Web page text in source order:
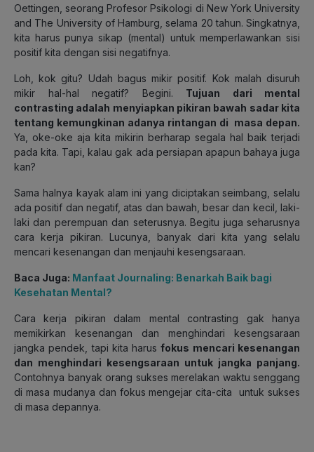
Oettingen, seorang Profesor Psikologi di New York University
and The University of Hamburg, selama 20 tahun. Singkatnya,
kita harus punya sikap (mental) untuk memperlawankan sisi
positif kita dengan sisi negatifnya.
Loh, kok gitu? Udah bagus mikir positif. Kok malah disuruh
mikir hal-hal negatif? Begini. Tujuan dari mental
contrasting adalah menyiapkan pikiran bawah sadar kita
tentang kemungkinan adanya rintangan di masa depan.
Ya, oke-oke aja kita mikirin berharap segala hal baik terjadi
pada kita. Tapi, kalau gak ada persiapan apapun bahaya juga
kan?
Sama halnya kayak alam ini yang diciptakan seimbang, selalu
ada positif dan negatif, atas dan bawah, besar dan kecil, laki-
laki dan perempuan dan seterusnya. Begitu juga seharusnya
cara kerja pikiran. Lucunya, banyak dari kita yang selalu
mencari kesenangan dan menjauhi kesengsaraan.
Baca Juga: Manfaat Journaling: Benarkah Baik bagi
Kesehatan Mental?
Cara kerja pikiran dalam mental contrasting gak hanya
memikirkan kesenangan dan menghindari kesengsaraan
jangka pendek, tapi kita harusfokus mencari kesenangan
dan menghindari kesengsaraan untuk jangka panjang.
Contohnya banyak orang sukses merelakan waktu senggang
di masa mudanya dan fokus mengejar cita-cita untuk sukses
di masa depannya.